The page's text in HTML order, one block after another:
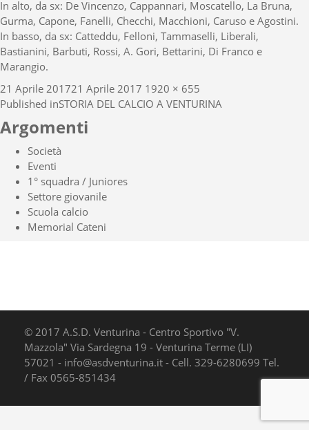
In alto, da sx: De Vincenzo, Cappannari, Moscatello, La Bruna,
Gurma, Capone, Fanelli, Checchi, Macchioni, Caruso e Agostini.
In basso, da sx: Catteddu, Felloni, Tammaselli, Liberali,
Bastianini, Barbuti, Rossi, A. Gori, Bettarini, Di Franco e
Marangio.
Posted
on
21 Aprile 201721 Aprile 2017 Full
size
1920 × 655
Navigazione
articoli
Published inSTORIA DEL CALCIO A VENTURINA
Argomenti
Società
Eventi
1° squadra / Juniores
Settore giovanile
Scuola calcio
Memorial Cateni
© 2017 A.S.D. Venturina - Centro Sportivo "V.
Mazzola" Via Sardegna 19 - Venturina Terme (LI)
57021 - info@asdventurina.it - Cell. 329-6280699 Tel.
/ Fax 0565-851434